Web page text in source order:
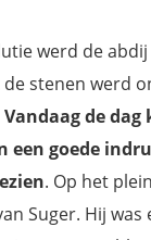
werd de
stenen werd
Vandaag de dag
goede
. Op het
Suger. Hij